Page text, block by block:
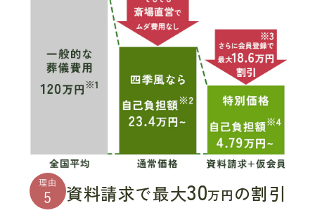
理由
5 資料請求で最大30万円 の割引